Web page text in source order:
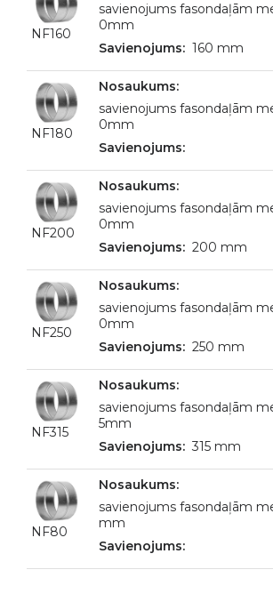
NF160
savienojums fasondaļām
0mm
160 mm
NF180
savienojums fasondaļām
0mm
NF200
savienojums fasondaļām
0mm
200 mm
NF250
savienojums fasondaļām
0mm
250 mm
NF315
savienojums fasondaļām
5mm
315 mm
NF80
savienojums fasondaļām
mm